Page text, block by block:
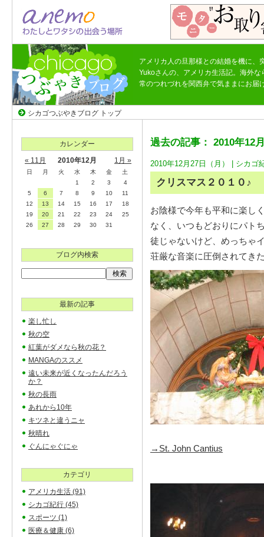
アメリカ人の旦那様との結婚を機に、
Yukoさんの、アメリカ生活記。海外
常のつれづれを関西弁で気ままにお届
シカゴつぶやきブログ トップ
過去の記事： 2010年12
2010年12月27日（月） | シカゴ
クリスマス２０１０♪
お陰様で今年も平和に楽し
なく、いつもどおりにパト
徒じゃないけど、めっちゃ
荘厳な音楽に圧倒されてき
→St. John Cantius
カレンダー
« 11月
2010年12月 1月 »
日 月 火 水 木 金
土
1
2 3
4
5
6 7 8 9 10
11
12
13 14 15 16 17
18
19
20 21 22 23 24
25
26
27 28 29 30 31
ブログ内検索
最新の記事
楽し忙し
秋の空
紅葉がダメなら秋の花？
MANGAのススメ
遠い未来が近くなったんだろう
か？
秋の長雨
あれから10年
キツネと違うニャ
秋晴れ
ぐんにゃぐにゃ
カテゴリ
アメリカ生活 (91)
シカゴ紀行 (45)
スポーツ (1)
医療＆健康 (6)